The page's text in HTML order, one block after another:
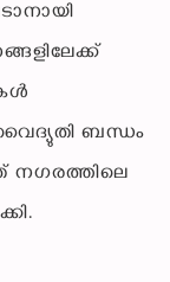
ബന്ധം
നഗരത്തിലെ